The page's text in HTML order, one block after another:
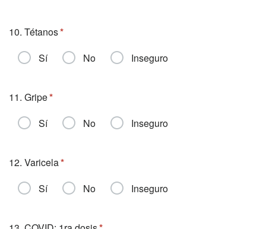
10. Tétanos
Sí
No Inseguro
11. Gripe
Sí
No Inseguro
12. Varicela
Sí
No Inseguro